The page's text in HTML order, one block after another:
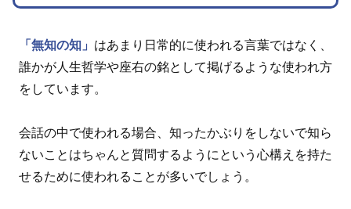
「無知の知」 はあまり日常的に使われる言葉ではなく、
誰かが人生哲学や座右の銘として掲げるような使われ方
をしています。
会話の中で使われる場合、知ったかぶりをしないで知ら
ないことはちゃんと質問するようにという心構えを持た
せるために使われることが多いでしょう。